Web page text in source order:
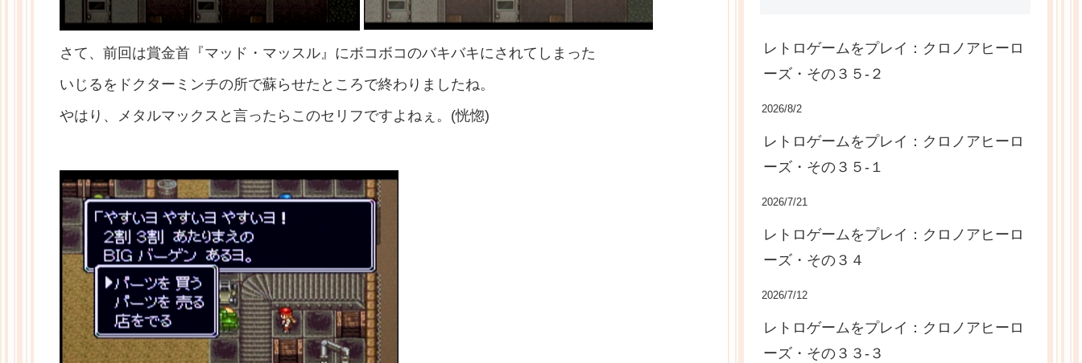
さて、前回は賞金首『マッド・マッスル』にボコボコのバキバキにされてしまった
いじるをドクターミンチの所で蘇らせたところで終わりましたね。
やはり、メタルマックスと言ったらこのセリフですよねぇ。(恍惚)
レトロゲームをプレイ：クロノアヒーロ
ーズ・その３５-２
2026/8/2
レトロゲームをプレイ：クロノアヒーロ
ーズ・その３５-１
2026/7/21
レトロゲームをプレイ：クロノアヒーロ
ーズ・その３４
2026/7/12
レトロゲームをプレイ：クロノアヒーロ
ーズ・その３３-３